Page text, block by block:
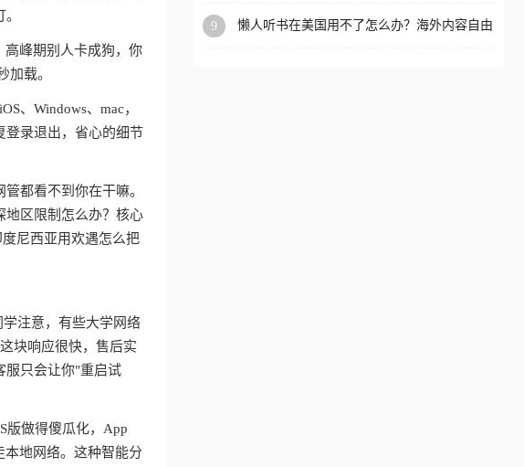
高峰期别人卡成狗，你
加载。
、Windows、mac，
登录退出，省心的细节
都看不到你在干嘛。
地区限制怎么办？核心
尼西亚用欢遇怎么把
注意，有些大学网络
块响应很快，售后实
服只会让你"重启试
版做得傻瓜化，App
本地网络。这种智能分
9
懒人听书在美国用不了怎么办？海外内容自由